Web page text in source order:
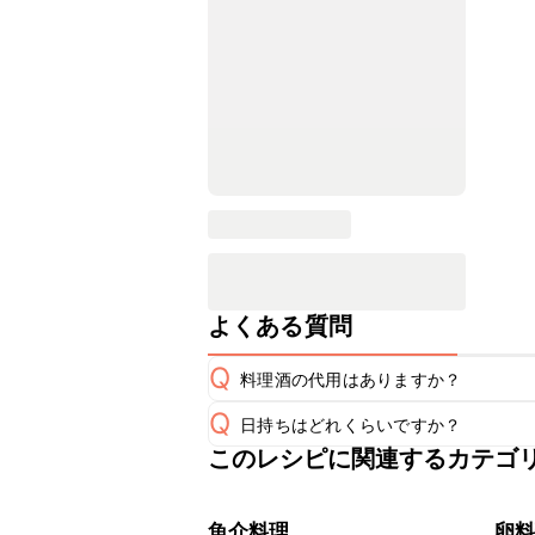
よくある質問
Q 料理酒の代用はありますか？
A
Q 日持ちはどれくらいですか？
保存期間は冷蔵で翌日中が目安です
※日持ちは目安です。
このレシピに関連するカテゴ